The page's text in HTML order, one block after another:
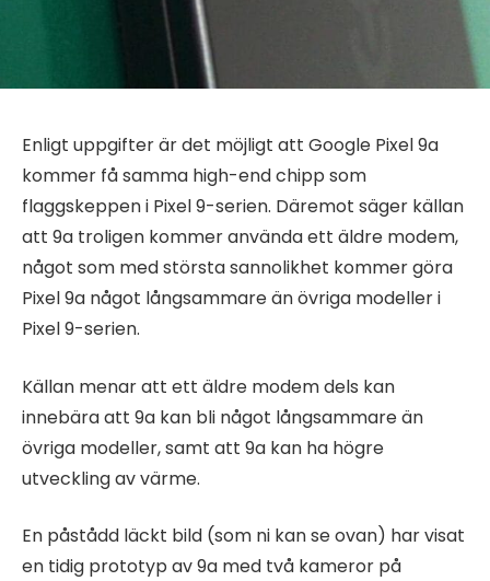
Enligt uppgifter är det möjligt att Google Pixel 9a
kommer få samma high-end chipp som
flaggskeppen i Pixel 9-serien. Däremot säger källan
att 9a troligen kommer använda ett äldre modem,
något som med största sannolikhet kommer göra
Pixel 9a något långsammare än övriga modeller i
Pixel 9-serien.
Källan menar att ett äldre modem dels kan
innebära att 9a kan bli något långsammare än
övriga modeller, samt att 9a kan ha högre
utveckling av värme.
En påstådd läckt bild (som ni kan se ovan) har visat
en tidig prototyp av 9a med två kameror på